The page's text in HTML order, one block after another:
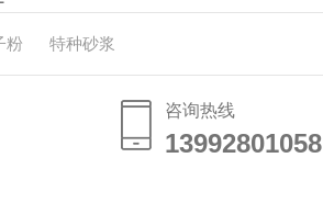
粉 特种砂浆
咨询热线
13992801058
13992801058